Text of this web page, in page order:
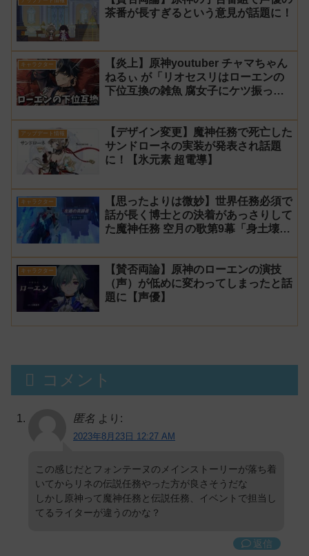
氷神 第10位】
茶番が長すぎるという意見が話題に！
キャラクター
【炎上】原神youtuber チャマちゃん
ねるぃ が「リオセスリはローエンの
下位互換の雑魚 腐女子にケツ振って
アップデート情報
【デザイン変更】魔神任務で死亡した
サンドローネの実装が発表され話題
に！【氷元素 超電導】
キャラクター
【思ったよりは微妙】世界任務必須で
話が長く博士との決着があっさりして
た魔神任務 空月の歌第9幕「身土壊
プラーナ」感想
キャラクター
【賛否両論】原神のローエンの演技
（声）が低めに変わってしまったと話
題に【声優】
コメント
匿名 より:
2023年8月23日 12:27 AM
この感じだとフォンテーヌのメインストーリーが落ち着
いてからリネの伝説任務やった方が良さそうだな
しかし原神って魔神任務と伝説任務、イベントで担当し
てるライターが違うのかな？
返信